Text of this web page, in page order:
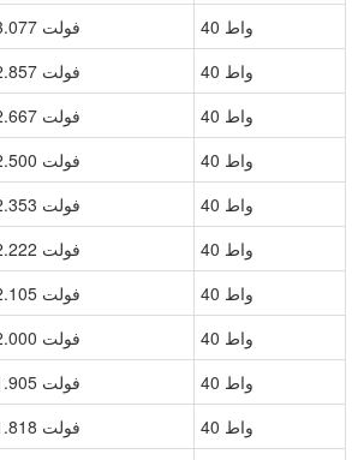
3.077 فولت
40 واط
2.857 فولت
40 واط
2.667 فولت
40 واط
2.500 فولت
40 واط
2.353 فولت
40 واط
2.222 فولت
40 واط
2.105 فولت
40 واط
2.000 فولت
40 واط
1.905 فولت
40 واط
1.818 فولت
40 واط